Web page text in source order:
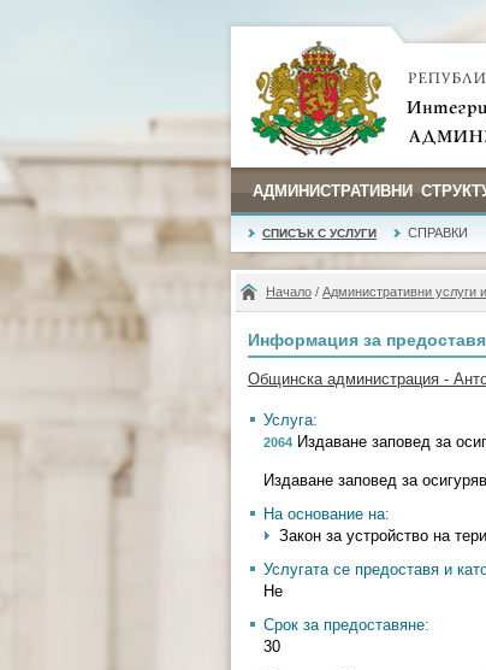
АДМИНИСТРАТИВНИ
СПИСЪК С УСЛУГИ СПРАВКИ
Начало / Административни услуги
Информация за
Общинска администрация -
Услуга:
2064 Издаване заповед за
Издаване заповед за
На основание на:
Закон за устройство на
Услугата се предоставя и
Не
Срок за предоставяне:
30